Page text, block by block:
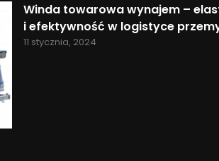
Winda towarowa wynajem –
i efektywność w logistyce
11 stycznia, 2024